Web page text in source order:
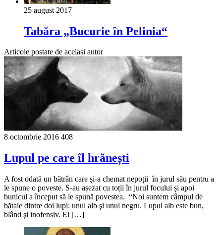
25 august 2017
Tabăra „Bucurie în Pelinia“
Articole postate de același autor
8 octombrie 2016 408
Lupul pe care îl hrănești
A fost odată un bătrân care și-a chemat nepoții în jurul său pentru a
le spune o poveste. S-au așezat cu toții în jurul focului și apoi
bunicul a început să le spună povestea. “Noi suntem câmpul de
bătaie dintre doi lupi: unul alb şi unul negru. Lupul alb este bun,
blând şi inofensiv. El […]